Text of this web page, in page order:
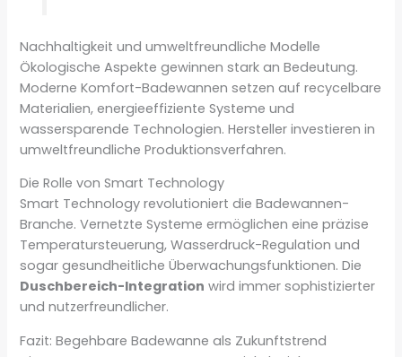
Nachhaltigkeit und umweltfreundliche Modelle
Ökologische Aspekte gewinnen stark an Bedeutung.
Moderne Komfort-Badewannen setzen auf recycelbare
Materialien, energieeffiziente Systeme und
wassersparende Technologien. Hersteller investieren in
umweltfreundliche Produktionsverfahren.
Die Rolle von Smart Technology
Smart Technology revolutioniert die Badewannen-
Branche. Vernetzte Systeme ermöglichen eine präzise
Temperatursteuerung, Wasserdruck-Regulation und
sogar gesundheitliche Überwachungsfunktionen. Die
Duschbereich-Integration wird immer sophistizierter
und nutzerfreundlicher.
Fazit: Begehbare Badewanne als Zukunftstrend